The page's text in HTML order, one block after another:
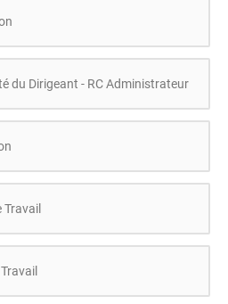
du Dirigeant - RC Administrateur